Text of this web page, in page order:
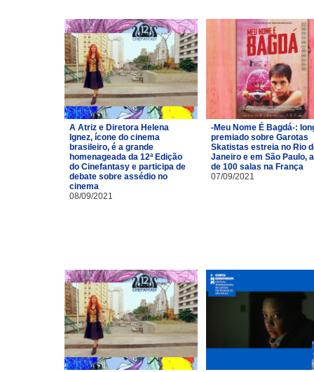
A Atriz e Diretora Helena
Ignez, ícone do cinema
brasileiro, é a grande
homenageada da 12ª Edição
do Cinefantasy e participa de
debate sobre assédio no
cinema
08/09/2021
-Meu Nome É Bagdá-:
premiado sobre Garotas
Skatistas estreia no Rio
Janeiro e em São Paulo,
de 100 salas na França
07/09/2021